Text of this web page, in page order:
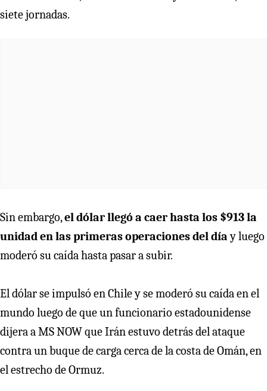
siete jornadas.
Sin embargo,el dólar llegó a caer hasta los $913 la
unidad en las primeras operaciones del díay luego
moderó su caída hasta pasar a subir.
El dólar se impulsó en Chile y se moderó su caída en el
mundo luego de que un funcionario estadounidense
dijera a MS NOW que Irán estuvo detrás del ataque
contra un buque de carga cerca de la costa de Omán, en
el estrecho de Ormuz.